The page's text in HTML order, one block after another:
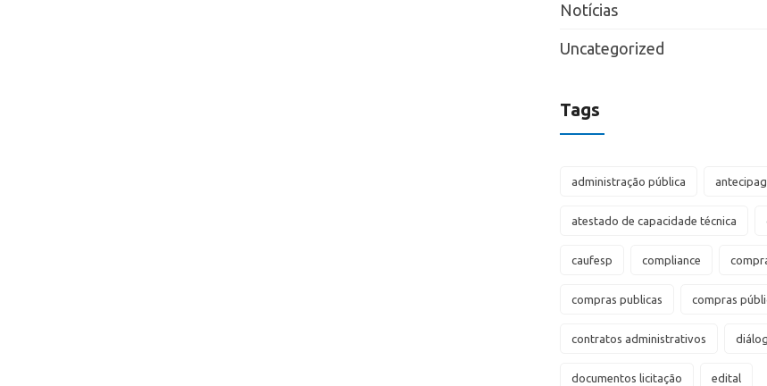
Notícias
Uncategorized
Tags
administração pública
atestado de capacidade técnica
caufesp compliance
compras publicas compras
contratos administrativos
documentos licitação edital